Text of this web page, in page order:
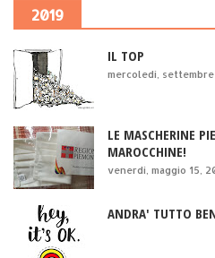
2019
IL TOP
mercoledì, settembre
LE MASCHERINE
MAROCCHINE!
venerdì, maggio 15,
ANDRA' TUTTO